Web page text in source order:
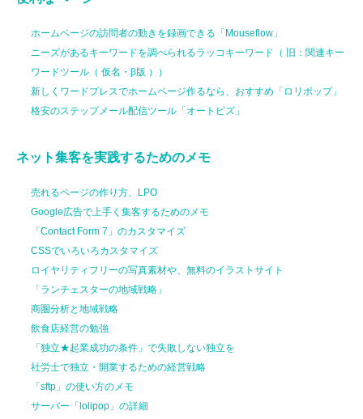
ホームページの訪問者の動きを録画できる「Mouseflow」
ニーズがあるキーワードを調べられるラッコキーワード（ 旧：関連キー
ワードツール（ 仮名・β版 ））
新しくワードプレスでホームページ作るなら、おすすめ「ロリポップ」
格安のステップメール配信ツール「オートビズ」
ネット集客を実践するためのメモ
売れるページの作り方、LPO
Google広告で上手く集客するためのメモ
「Contact Form 7」のカスタマイズ
CSSでいろいろカスタマイズ
ロイヤリティフリーの写真素材や、無料のイラストサイト
「ランチェスターの地域戦略」
商圏分析と地域戦略
飲食店経営の勉強
「独立★起業成功の条件」で失敗しない独立を
社労士で独立・開業するための経営戦略
「sftp」の使い方のメモ
サーバー「lolipop」の詳細